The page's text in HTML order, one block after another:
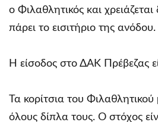
ο Φιλαθλητικός και χρειάζεται
πάρει το εισιτήριο της ανόδου.
Η είσοδος στο ΔΑΚ Πρέβεζας
Τα κορίτσια του Φιλαθλητικού
όλους δίπλα τους. Ο στόχος